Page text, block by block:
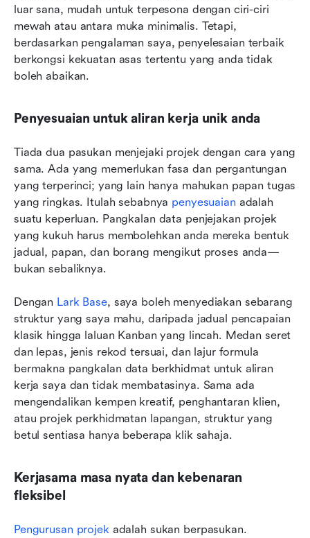
luar sana, mudah untuk terpesona dengan ciri-ciri
mewah atau antara muka minimalis. Tetapi,
berdasarkan pengalaman saya, penyelesaian terbaik
berkongsi kekuatan asas tertentu yang anda tidak
boleh abaikan.
Penyesuaian untuk aliran kerja unik anda
Tiada dua pasukan menjejaki projek dengan cara yang
sama. Ada yang memerlukan fasa dan pergantungan
yang terperinci; yang lain hanya mahukan papan tugas
yang ringkas. Itulah sebabnya penyesuaian adalah
suatu keperluan. Pangkalan data penjejakan projek
yang kukuh harus membolehkan anda mereka bentuk
jadual, papan, dan borang mengikut proses anda—
bukan sebaliknya.
Dengan Lark Base, saya boleh menyediakan sebarang
struktur yang saya mahu, daripada jadual pencapaian
klasik hingga laluan Kanban yang lincah. Medan seret
dan lepas, jenis rekod tersuai, dan lajur formula
bermakna pangkalan data berkhidmat untuk aliran
kerja saya dan tidak membatasinya. Sama ada
mengendalikan kempen kreatif, penghantaran klien,
atau projek perkhidmatan lapangan, struktur yang
betul sentiasa hanya beberapa klik sahaja.
Kerjasama masa nyata dan kebenaran
fleksibel
Pengurusan projek adalah sukan berpasukan.